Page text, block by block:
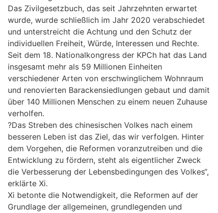
Das Zivilgesetzbuch, das seit Jahrzehnten erwartet
wurde, wurde schließlich im Jahr 2020 verabschiedet
und unterstreicht die Achtung und den Schutz der
individuellen Freiheit, Würde, Interessen und Rechte.
Seit dem 18. Nationalkongress der KPCh hat das Land
insgesamt mehr als 59 Millionen Einheiten
verschiedener Arten von erschwinglichem Wohnraum
und renovierten Barackensiedlungen gebaut und damit
über 140 Millionen Menschen zu einem neuen Zuhause
verholfen.
?Das Streben des chinesischen Volkes nach einem
besseren Leben ist das Ziel, das wir verfolgen. Hinter
dem Vorgehen, die Reformen voranzutreiben und die
Entwicklung zu fördern, steht als eigentlicher Zweck
die Verbesserung der Lebensbedingungen des Volkes“,
erklärte Xi.
Xi betonte die Notwendigkeit, die Reformen auf der
Grundlage der allgemeinen, grundlegenden und